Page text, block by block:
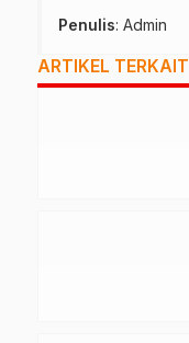
Penulis: Admin
ARTIKEL TERKAIT